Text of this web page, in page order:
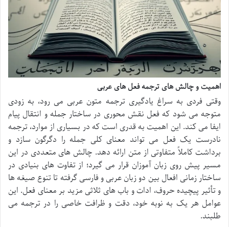
اهمیت و چالش های ترجمه فعل های عربی
وقتی فردی به سراغ یادگیری ترجمه متون عربی می رود، به زودی
متوجه می شود که فعل نقش محوری در ساختار جمله و انتقال پیام
ایفا می کند. این اهمیت به قدری است که در بسیاری از موارد، ترجمه
نادرست یک فعل می تواند معنای کلی جمله را دگرگون سازد و
برداشت کاملاً متفاوتی از متن ارائه دهد. چالش های متعددی در این
مسیر پیش روی زبان آموزان قرار می گیرد؛ از تفاوت های بنیادی در
ساختار زمانی افعال بین دو زبان عربی و فارسی گرفته تا تنوع صیغه ها
و تأثیر پیچیده حروف، ادات و باب های ثلاثی مزید بر معنای فعل. این
عوامل هر یک به نوبه خود، دقت و ظرافت خاصی را در ترجمه می
طلبند.